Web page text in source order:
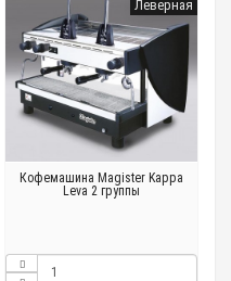
Леверная
Кофемашина Magister Kappa
Leva 2 группы